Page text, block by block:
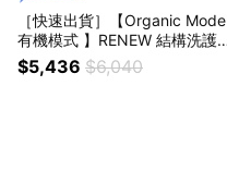
［快速出貨］【Organic Mode
有機模式 】RENEW 結構洗護組
(300ml)+護髮油(50ml)
$5,436 $6,040